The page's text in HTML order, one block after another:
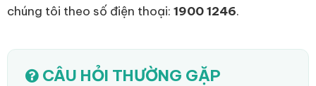
chúng tôi theo số điện thoại: 1900 1246.
CÂU HỎI THƯỜNG GẶP